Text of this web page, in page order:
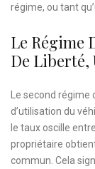
régime, ou tant
Le Régime
De Liberté,
Le second
d’utilisation du
le taux oscille
propriétaire
commun. Cela